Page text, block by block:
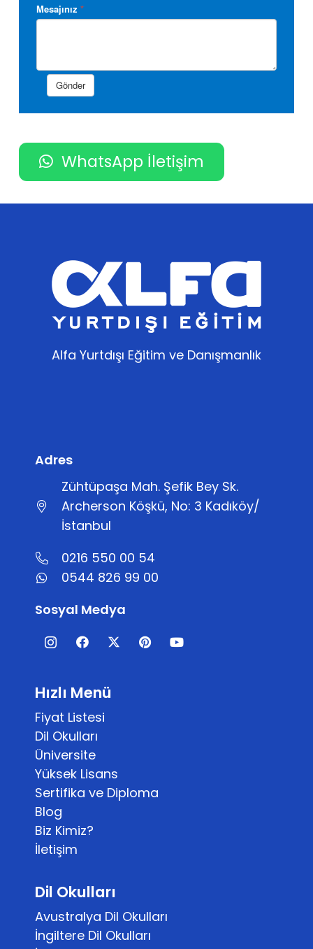
WhatsApp İletişim
Alfa Yurtdışı Eğitim ve Danışmanlık
Adres
Zühtüpaşa Mah. Şefik Bey Sk.
Archerson Köşkü, No: 3 Kadıköy/
İstanbul
0216 550 00 54
0544 826 99 00
Sosyal Medya
Hızlı Menü
Fiyat Listesi
Dil Okulları
Üniversite
Yüksek Lisans
Sertifika ve Diploma
Blog
Biz Kimiz?
İletişim
Dil Okulları
Avustralya Dil Okulları
İngiltere Dil Okulları